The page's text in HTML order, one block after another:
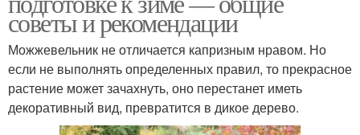
советы и рекомендации
Можжевельник не отличается капризным нравом. Но
если не выполнять определенных правил, то прекрасное
растение может зачахнуть, оно перестанет иметь
декоративный вид, превратится в дикое дерево.